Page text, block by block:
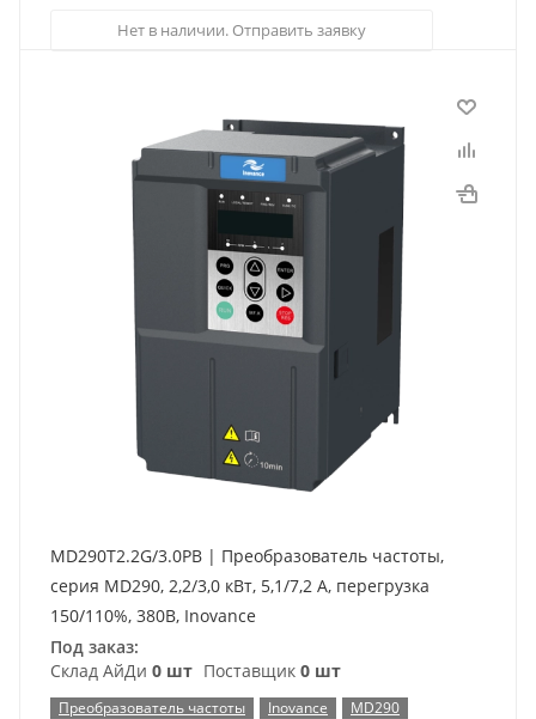
Нет в наличии. Отправить заявку
MD290T2.2G/3.0PB | Преобразователь частоты,
серия MD290, 2,2/3,0 кВт, 5,1/7,2 А, перегрузка
150/110%, 380B, Inovance
Под заказ:
Склад АйДи 0 шт Поставщик 0 шт
Преобразователь частоты Inovance
MD290